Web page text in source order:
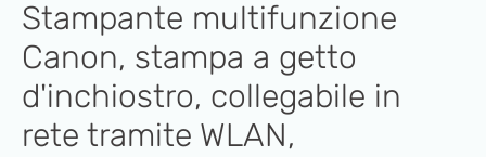
Stampante multifunzione
Canon, stampa a getto
d'inchiostro, collegabile in
rete tramite WLAN,